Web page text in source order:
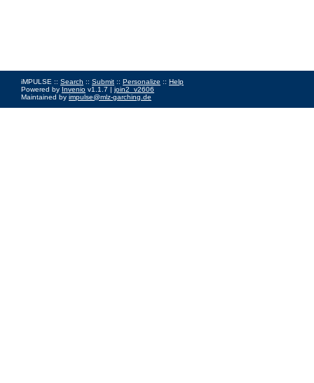
iMPULSE :: Search :: Submit :: Personalize :: Help
Powered by Invenio v1.1.7 | join2_v2606
Maintained by impulse@mlz-garching.de